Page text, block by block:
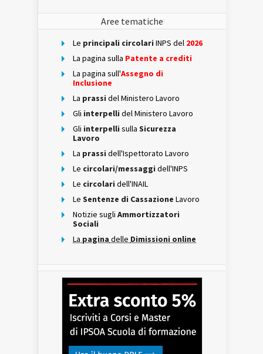
Aree tematiche
Le principali circolari INPS del 2026
La pagina sulla Patente a crediti
La pagina sull'Assegno di
Inclusione
La prassi del Ministero Lavoro
Gli interpelli del Ministero Lavoro
Gli interpelli sulla Sicurezza
Lavoro
La prassi dell'Ispettorato Lavoro
Le circolari/messaggi dell'INPS
Le circolari dell'INAIL
Le Sentenze di Cassazione Lavoro
Notizie sugli Ammortizzatori
Sociali
La pagina delle Dimissioni online